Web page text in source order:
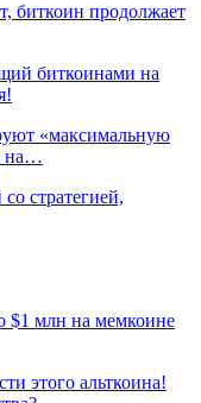
биткоин продолжает
биткоинами на
«максимальную
на…
стратегией,
$1 млн на мемкоине
этого альткоина!